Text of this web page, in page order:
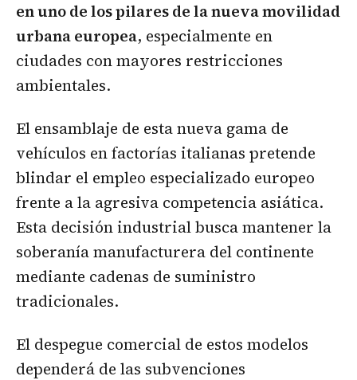
en uno de los pilares de la nueva movilidad
urbana europea, especialmente en
ciudades con mayores restricciones
ambientales.
El ensamblaje de esta nueva gama de
vehículos en factorías italianas pretende
blindar el empleo especializado europeo
frente a la agresiva competencia asiática.
Esta decisión industrial busca mantener la
soberanía manufacturera del continente
mediante cadenas de suministro
tradicionales.
El despegue comercial de estos modelos
dependerá de las subvenciones